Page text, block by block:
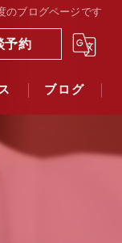
のブログページです
予約
ブログ